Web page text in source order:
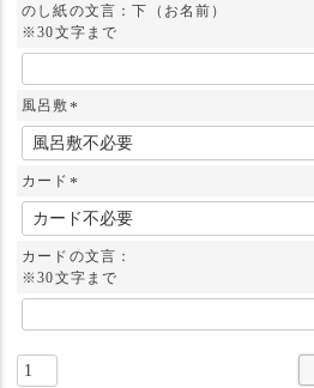
のし紙の文言：下（お名前）
※30文字まで
風呂敷
(
必
須
カード
(
必
須
)
カードの文言：
※30文字まで